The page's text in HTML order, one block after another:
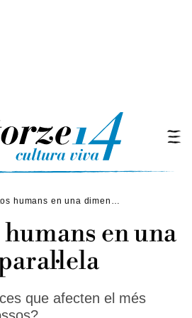
Els gestos humans en una dimensió paral·lela
en una
que afecten el més